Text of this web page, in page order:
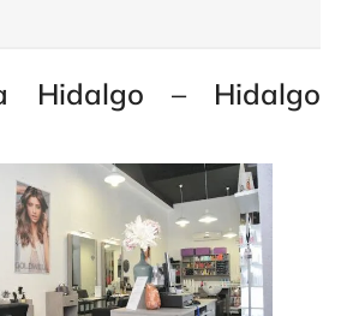
Hidalgo – Hidalgo